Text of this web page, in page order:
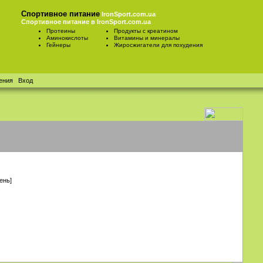
Спортивное питание IronSport.com.ua
Спортивное питание в IronSport.com.ua
Протеины
Аминокислоты
Гейнеры
Продукты с креатином
Витамины и минералы
Жиросжигатели для похудения
Вход